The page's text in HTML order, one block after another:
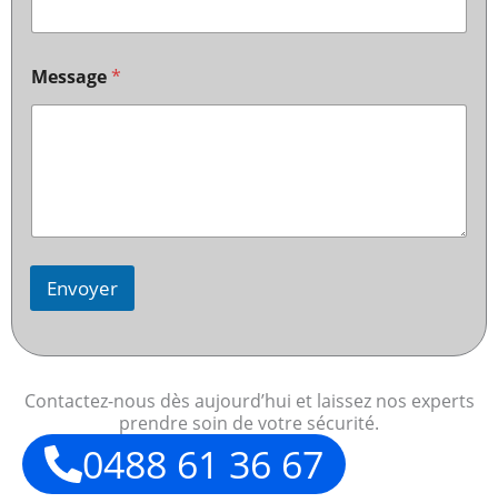
Message*
Envoyer
Contactez-nous dès aujourd’hui et laissez nos experts
prendre soin de votre sécurité.
0488 61 36 67